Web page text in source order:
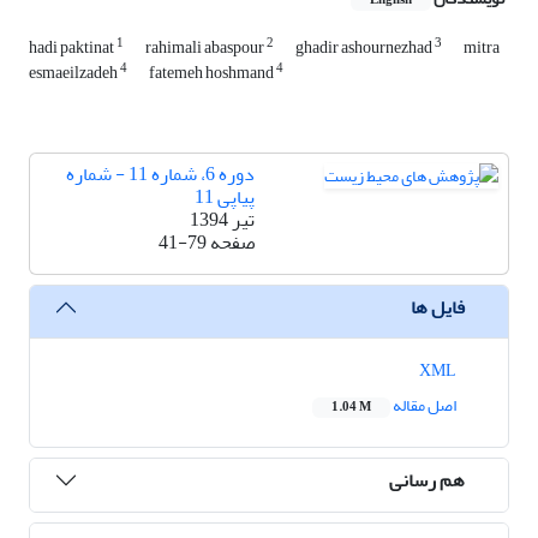
hadi paktinat1 rahimali abaspour2 ghadir ashournezhad3 mitra
esmaeilzadeh4 fatemeh hoshmand4
دوره 6، شماره 11 - شماره
پیاپی 11
تیر 1394
صفحه41-79
فایل ها
اصل مقاله
1.04 M
هم رسانی